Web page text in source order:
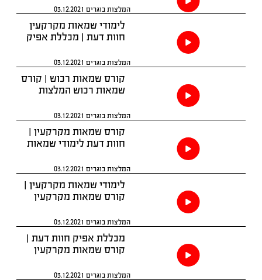
המלצות בוגרים 03.12.2021
לימודי שמאות מקרקעין
חוות דעת | מכללת אפיק
המלצות בוגרים 03.12.2021
קורס שמאות רכוש | קורס
שמאות רכוש המלצות
המלצות בוגרים 03.12.2021
קורס שמאות מקרקעין |
חוות דעת לימודי שמאות
המלצות בוגרים 03.12.2021
לימודי שמאות מקרקעין |
קורס שמאות מקרקעין
המלצות בוגרים 03.12.2021
מכללת אפיק חוות דעת |
קורס שמאות מקרקעין
המלצות בוגרים 03.12.2021